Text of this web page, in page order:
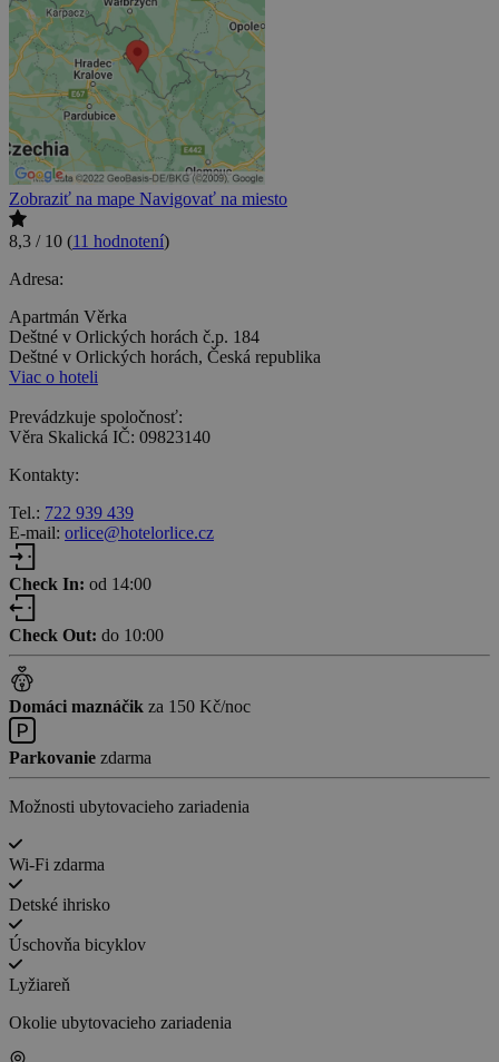
Zobraziť na mape Navigovať na miesto
8,3 / 10 (11 hodnotení)
Adresa:
Apartmán Věrka
Deštné v Orlických horách č.p. 184
Deštné v Orlických horách, Česká republika
Viac o hoteli
Prevádzkuje spoločnosť:
Věra Skalická IČ: 09823140
Kontakty:
Tel.: 722 939 439
E-mail: orlice@hotelorlice.cz
Check In: od 14:00
Check Out: do 10:00
Domáci maznáčik za 150 Kč/noc
Parkovanie zdarma
Možnosti ubytovacieho zariadenia
Wi-Fi zdarma
Detské ihrisko
Úschovňa bicyklov
Lyžiareň
Okolie ubytovacieho zariadenia